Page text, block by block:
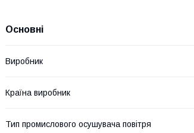
Основні
Виробник
Країна виробник
Тип промислового осушувача повітря